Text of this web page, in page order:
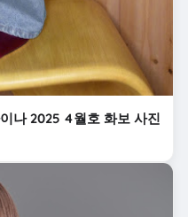
나 2025 4월호 화보 사진